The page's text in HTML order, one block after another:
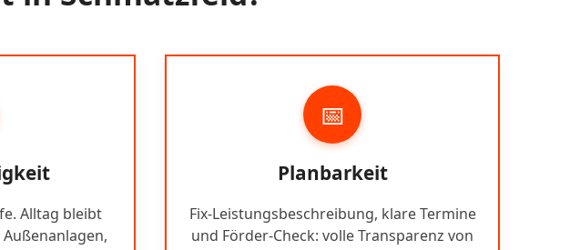
Alltag bleibt
📅
Planbarkeit
Fix-Leistungsbeschreibung, klare Termine
und Förder-Check: volle Transparenz von